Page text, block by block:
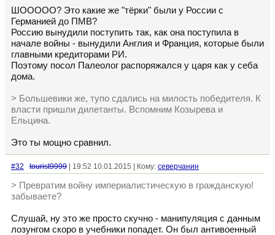
ШООООО? Это какие же "тёрки" были у России с
Германией до ПМВ?
Россию вынудили поступить так, как она поступила в
начале войны - вынудили Англия и Франция, которые были
главными кредиторами РИ.
Поэтому посол Палеолог распоряжался у царя как у себа
дома.
> Большевики же, тупо сдались на милость победителя. К
власти пришли дилетанты. Вспомним Козырева и
Ельцина.
Это ты мощно сравнил.
#32 tourist9999 | 19:52 10.01.2015 | Кому: северчанин
> Превратим войну империалистическую в гражданскую!
забываете?
Слушай, ну это же просто скучно - манипуляция с данным
лозунгом скоро в учебники попадет. Он был антивоенный